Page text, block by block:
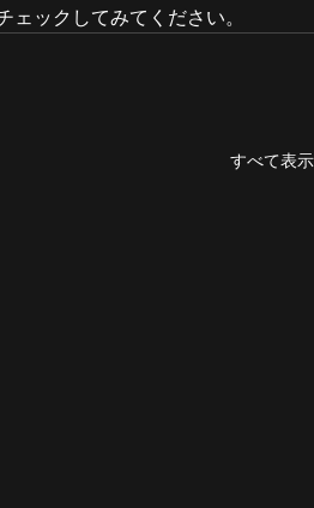
ェックしてみてください。
すべて表示